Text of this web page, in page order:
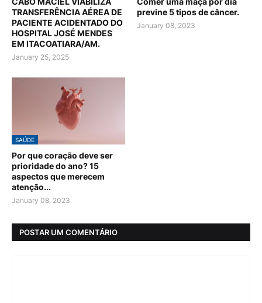
TRANSFERÊNCIA AÉREA DE
PACIENTE ACIDENTADO DO
HOSPITAL JOSÉ MENDES
EM ITACOATIARA/AM.
January 25, 2025
previne 5 tipos de câncer.
January 08, 2023
SAÚDE
Por que coração deve ser
prioridade do ano? 15
aspectos que merecem
atenção...
January 08, 2023
POSTAR UM COMENTÁRIO